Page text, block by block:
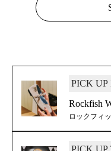
PICK UP
Rockfish
ロックフィ
PICK UP